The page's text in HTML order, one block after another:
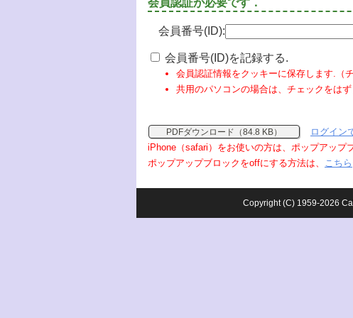
会員認証が必要です．
会員番号(ID):
会員番号(ID)を記録する.
会員認証情報をクッキーに保存します.（
共用のパソコンの場合は、チェックをはず
PDFダウンロード（84.8 KB）
ログイン
iPhone（safari）をお使いの方は、ポップアップ
ポップアップブロックをoffにする方法は、 こちら
Copyright (C) 1959-2026